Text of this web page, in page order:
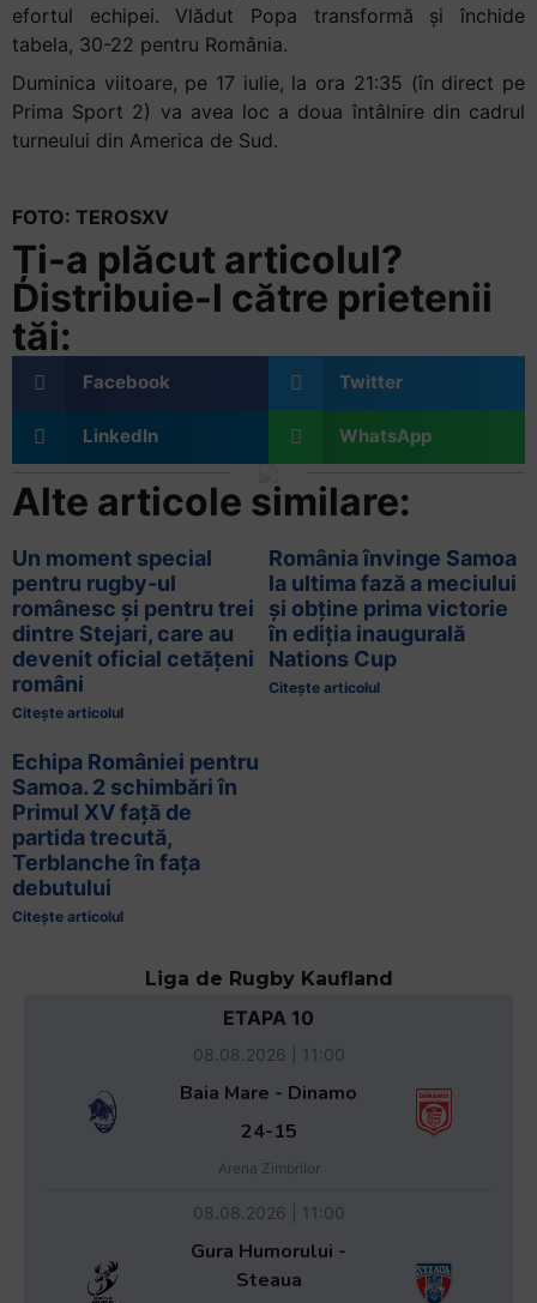
efortul echipei. Vlădut Popa transformă și închide
tabela, 30-22 pentru România.
Duminica viitoare, pe 17 iulie, la ora 21:35 (în direct pe
Prima Sport 2) va avea loc a doua întâlnire din cadrul
turneului din America de Sud.
FOTO: TEROSXV
Ți-a plăcut articolul?
Distribuie-l către prietenii
tăi:
Facebook Twitter
LinkedIn WhatsApp
Alte articole similare:
Un moment special
pentru rugby-ul
românesc și pentru trei
dintre Stejari, care au
devenit oficial cetățeni
români
Citește articolul
România învinge Samoa
la ultima fază a meciului
și obține prima victorie
în ediția inaugurală
Nations Cup
Citește articolul
Echipa României pentru
Samoa. 2 schimbări în
Primul XV față de
partida trecută,
Terblanche în fața
debutului
Citește articolul
Liga de Rugby Kaufland
ETAPA 10
08.08.2026 | 11:00
Baia Mare - Dinamo
24-15
Arena Zimbrilor
08.08.2026 | 11:00
Gura Humorului -
Steaua